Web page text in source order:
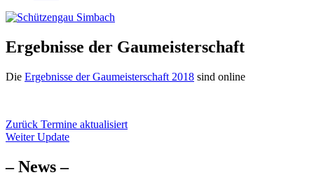
Ergebnisse der Gaumeisterschaft
Die Ergebnisse der Gaumeisterschaft 2018 sind online
Beitragsnavigation
Zurück Vorheriger
Beitrag:
Termine aktualisiert
Weiter Nächster
Update
– News –